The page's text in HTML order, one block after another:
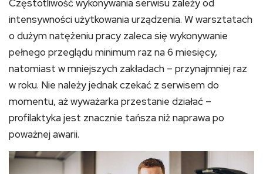
Częstotliwość wykonywania serwisu zależy od
intensywności użytkowania urządzenia. W warsztatach
o dużym natężeniu pracy zaleca się wykonywanie
pełnego przeglądu minimum raz na 6 miesięcy,
natomiast w mniejszych zakładach – przynajmniej raz
w roku. Nie należy jednak czekać z serwisem do
momentu, aż wyważarka przestanie działać –
profilaktyka jest znacznie tańsza niż naprawa po
poważnej awarii.